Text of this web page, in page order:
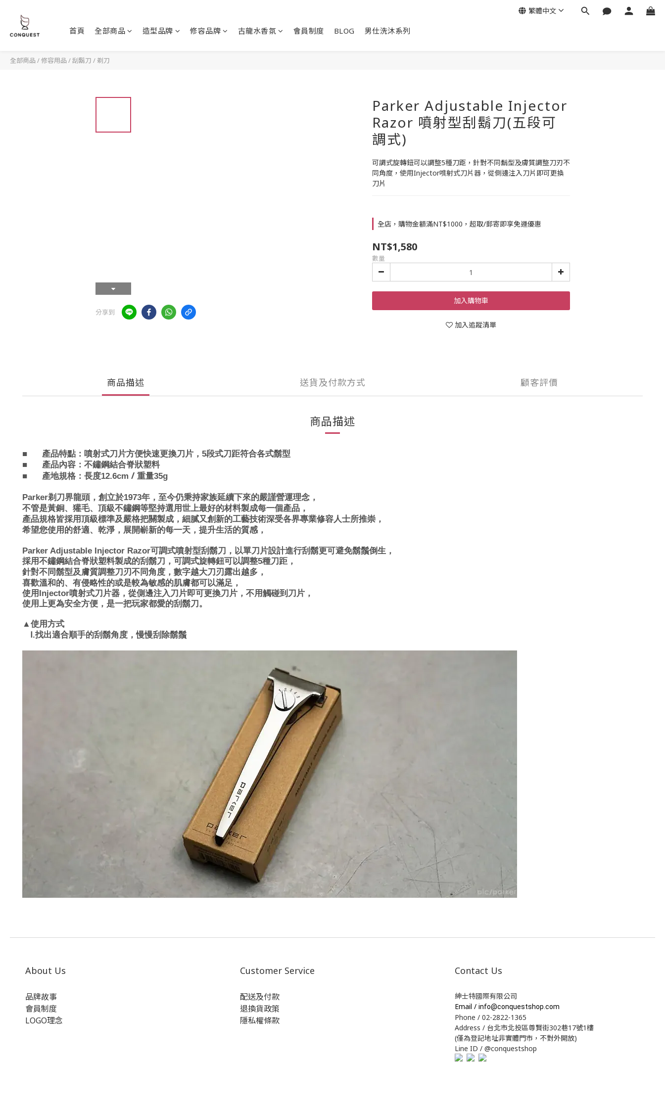
首頁 全部商品 造型品牌 修容品牌 古龍水香氛 會員制度 BLOG 男仕洗沐系列
繁體中文
全部商品 /修容用品 /刮鬍刀 / 剃刀
分享到
Parker Adjustable Injector
Razor 噴射型刮鬍刀(五段可
調式)
可調式旋轉鈕可以調整5種刀距，針對不同鬍型及膚質調整刀刃不
同角度，使用Injector噴射式刀片器，從側邊注入刀片即可更換
刀片
全店，購物金額滿NT$1000，超取/郵寄即享免運優惠
NT$1,580
數量
加入購物車
加入追蹤清單
商品描述 送貨及付款方式 顧客評價
商品描述
■ 產品特點： 噴射式刀片方便快速更換刀片，5段式刀距符合各式鬍型
■ 產品內容： 不鏽鋼結合脊狀塑料
■ 產地規格：長度12.6cm / 重量35g
Parker剃刀界龍頭，創立於1973年，至今仍秉持家族延續下來的嚴謹營運理念，
不管是黃銅、獾毛、頂級不鏽鋼等堅持選用世上最好的材料製成每一個產品，
產品規格皆採用頂級標準及嚴格把關製成，細膩又創新的工藝技術深受各界專業修容人士所推崇，
希望您使用的舒適、乾淨，展開嶄新的每一天，提升生活的質感，
Parker Adjustable Injector Razor可調式噴射型刮鬍刀，以單刀片設計進行刮鬍更可避免鬍鬚倒生，
採用不鏽鋼結合脊狀塑料製成的刮鬍刀，可調式旋轉鈕可以調整5種刀距，
針對不同鬍型及膚質調整刀刃不同角度，數字越大刀刃露出越多，
喜歡溫和的、有侵略性的或是較為敏感的肌膚都可以滿足，
使用Injector噴射式刀片器，從側邊注入刀片即可更換刀片，不用觸碰到刀片，
使用上更為安全方便，是一把玩家都愛的刮鬍刀。
▲使用方式
Ⅰ.找出適合順手的刮鬍角度，慢慢刮除鬍鬚
About Us
品牌故事
會員制度
LOGO理念
Customer Service
配送及付款
退換貨政策
隱私權條款
Contact Us
紳士特國際有限公司
Email / info@conquestshop.com
Phone / 02-2822-1365
Address / 台北市北投區尊賢街302巷17號1樓
(僅為登記地址非實體門市，不對外開放)
Line ID / @conquestshop